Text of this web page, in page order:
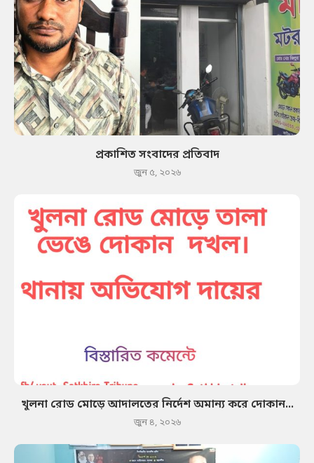
প্রকাশিত সংবাদের প্রতিবাদ
জুন ৫, ২০২৬
খুলনা রোড মোড়ে আদালতের নির্দেশ অমান্য করে দোকান...
জুন ৪, ২০২৬